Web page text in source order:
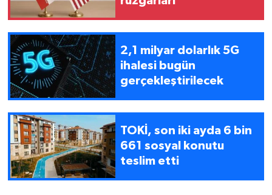
2,1 milyar dolarlık 5G
ihalesi bugün
gerçekleştirilecek
TOKİ, son iki ayda 6 bin
661 sosyal konutu
teslim etti